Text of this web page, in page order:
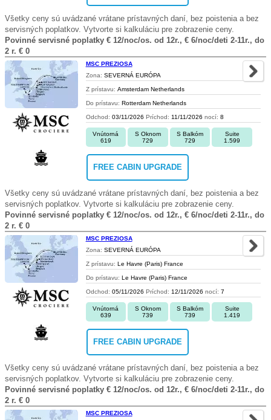
Všetky ceny sú uvádzané vrátane prístavných daní, bez poistenia a bez
servisných poplatkov. Vytvorte si kalkuláciu pre zobrazenie ceny.
Povinné servisné poplatky € 12/noc/os. od 12r., € 6/noc/deti 2-11r., do
2 r. € 0
MSC PREZIOSA
Zona: SEVERNÁ EURÓPA
Z prístavu: Amsterdam Netherlands
Do prístavu: Rotterdam Netherlands
Odchod: 03/11/2026 Príchod: 11/11/2026 nocí: 8
Vnútorná
619
S Oknom
729
S Balkóm
729
Suite
1.599
FREE CABIN UPGRADE
Všetky ceny sú uvádzané vrátane prístavných daní, bez poistenia a bez
servisných poplatkov. Vytvorte si kalkuláciu pre zobrazenie ceny.
Povinné servisné poplatky € 12/noc/os. od 12r., € 6/noc/deti 2-11r., do
2 r. € 0
MSC PREZIOSA
Zona: SEVERNÁ EURÓPA
Z prístavu: Le Havre (Paris) France
Do prístavu: Le Havre (Paris) France
Odchod: 05/11/2026 Príchod: 12/11/2026 nocí: 7
Vnútorná
639
S Oknom
739
S Balkóm
739
Suite
1.419
FREE CABIN UPGRADE
Všetky ceny sú uvádzané vrátane prístavných daní, bez poistenia a bez
servisných poplatkov. Vytvorte si kalkuláciu pre zobrazenie ceny.
Povinné servisné poplatky € 12/noc/os. od 12r., € 6/noc/deti 2-11r., do
2 r. € 0
MSC PREZIOSA